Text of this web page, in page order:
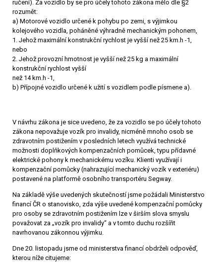
ručení). Za vozidlo by se pro účely tohoto zákona mělo dle §2
rozumět:
a) Motorové vozidlo určené k pohybu po zemi, s výjimkou
kolejového vozidla, poháněné výhradně mechanickým pohonem,
1. Jehož maximální konstrukční rychlost je vyšší než 25 km.h -1,
nebo
2. Jehož provozní hmotnost je vyšší než 25 kg a maximální
konstrukční rychlost vyšší
než 14 km.h -1,
b) Přípojné vozidlo určené k užití s vozidlem podle písmene a).
V návrhu zákona je sice uvedeno, že za vozidlo se po účely tohoto
zákona nepovažuje vozík pro invalidy, nicméně mnoho osob se
zdravotním postižením v posledních letech využívá technické
možnosti doplňkových kompenzačních pomůcek, typu přídavné
elektrické pohony k mechanickému vozíku. Klienti využívají i
kompenzační pomůcky (nahrazující mechanický vozík v exteriéru)
postavené na platformě osobního transportéru Segway.
Na základě výše uvedených skutečností jsme požádali Ministerstvo
financí ČR o stanovisko, zda výše uvedené kompenzační pomůcky
pro osoby se zdravotním postižením lze v širším slova smyslu
považovat za „vozík pro invalidy“ a v tomto duchu rozšířit
navrhovanou zákonnou výjimku.
Dne 20. listopadu jsme od ministerstva financí obdrželi odpověď,
kterou níže citujeme: